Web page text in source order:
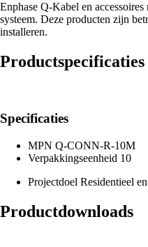
Enphase Q-Kabel en
systeem. Deze producten zijn
installeren.
Productspecificaties
Specificaties
MPN Q-CONN-R-10M
Verpakkingseenheid 10
Projectdoel Residentieel
Productdownloads